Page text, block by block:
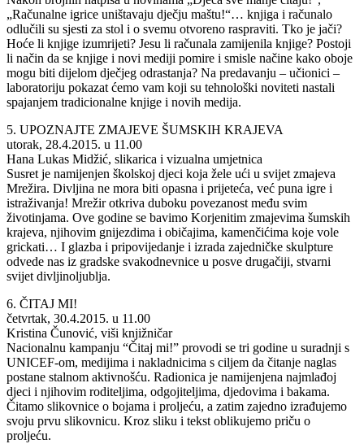
„Računalne igrice uništavaju dječju maštu!“… knjiga i računalo
odlučili su sjesti za stol i o svemu otvoreno raspraviti. Tko je jači?
Hoće li knjige izumrijeti? Jesu li računala zamijenila knjige? Postoji
li način da se knjige i novi mediji pomire i smisle načine kako oboje
mogu biti dijelom dječjeg odrastanja? Na predavanju – učionici –
laboratoriju pokazat ćemo vam koji su tehnološki noviteti nastali
spajanjem tradicionalne knjige i novih medija.
5. UPOZNAJTE ZMAJEVE ŠUMSKIH KRAJEVA
utorak, 28.4.2015. u 11.00
Hana Lukas Midžić, slikarica i vizualna umjetnica
Susret je namijenjen školskoj djeci koja žele ući u svijet zmajeva
Mrežira. Divljina ne mora biti opasna i prijeteća, već puna igre i
istraživanja! Mrežir otkriva duboku povezanost među svim
životinjama. Ove godine se bavimo Korjenitim zmajevima šumskih
krajeva, njihovim gnijezdima i običajima, kamenčićima koje vole
grickati… I glazba i pripovijedanje i izrada zajedničke skulpture
odvede nas iz gradske svakodnevnice u posve drugačiji, stvarni
svijet divljinoljublja.
6. ČITAJ MI!
četvrtak, 30.4.2015. u 11.00
Kristina Čunović, viši knjižničar
Nacionalnu kampanju “Čitaj mi!” provodi se tri godine u suradnji s
UNICEF-om, medijima i nakladnicima s ciljem da čitanje naglas
postane stalnom aktivnošću. Radionica je namijenjena najmlađoj
djeci i njihovim roditeljima, odgojiteljima, djedovima i bakama.
Čitamo slikovnice o bojama i proljeću, a zatim zajedno izrađujemo
svoju prvu slikovnicu. Kroz sliku i tekst oblikujemo priču o
proljeću.